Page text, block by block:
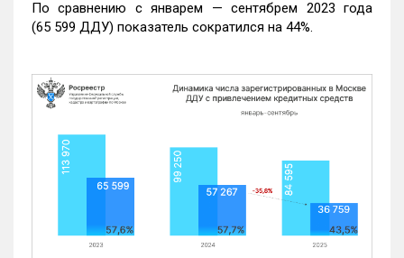
По сравнению с январем — сентябрем 2023 года
(65 599 ДДУ) показатель сократился на 44%.